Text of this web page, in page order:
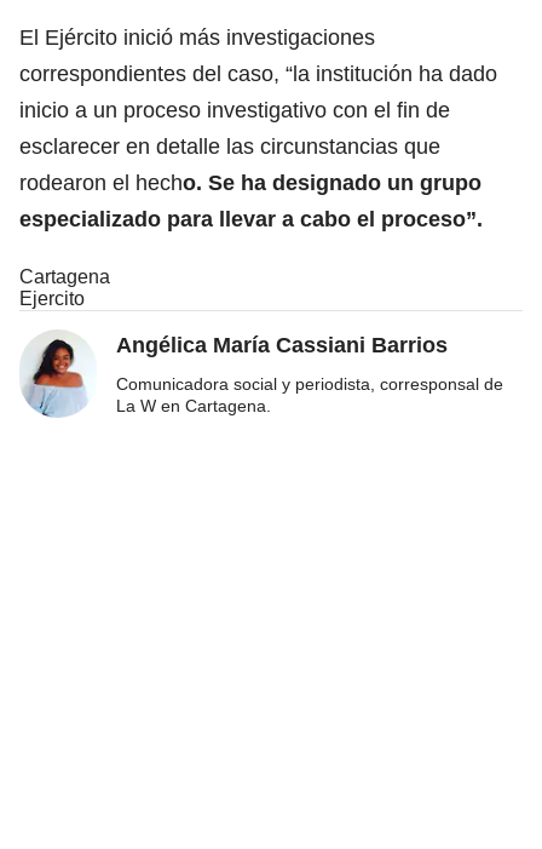
El Ejército inició más investigaciones
correspondientes del caso, “la institución ha dado
inicio a un proceso investigativo con el fin de
esclarecer en detalle las circunstancias que
rodearon el hecho. Se ha designado un grupo
especializado para llevar a cabo el proceso”.
Cartagena
Ejercito
Angélica María Cassiani Barrios
Comunicadora social y periodista, corresponsal de
La W en Cartagena.